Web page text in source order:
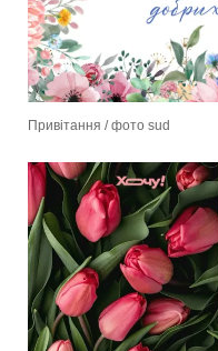
Привітання / фото sud